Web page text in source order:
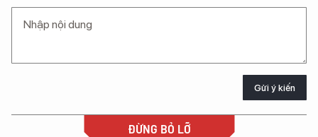
Gửi ý kiến
ĐỪNG BỎ LỠ